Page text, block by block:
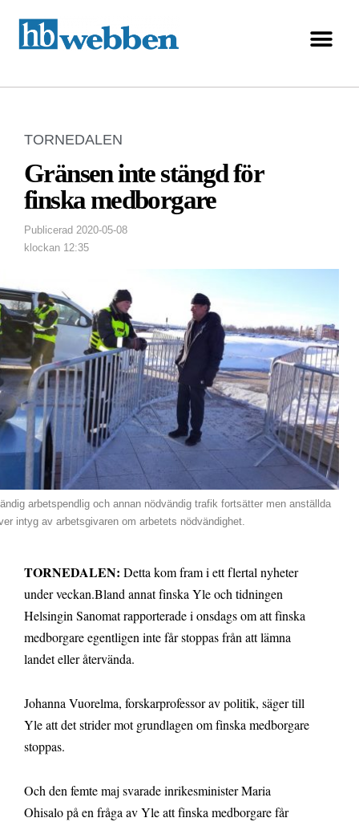
TORNEDALEN
Gränsen inte stängd för
finska medborgare
Publicerad 2020-05-08
klockan 12:35
arbetspendlig och annan nödvändig trafik fortsätter men anställda
intyg av arbetsgivaren om arbetets nödvändighet.
TORNEDALEN: Detta kom fram i ett flertal nyheter
under veckan.Bland annat finska Yle och tidningen
Helsingin Sanomat rapporterade i onsdags om att finska
medborgare egentligen inte får stoppas från att lämna
landet eller återvända.
Johanna Vuorelma, forskarprofessor av politik, säger till
Yle att det strider mot grundlagen om finska medborgare
stoppas.
Och den femte maj svarade inrikesminister Maria
Ohisalo på en fråga av Yle att finska medborgare får